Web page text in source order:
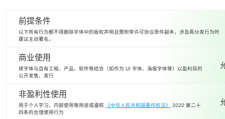
前提条件
以下所有行为都不得删除字体中的版权声明且需附带许可协议原件副本，涉及再分发行为时
建议主动署名。
商业使用
将字体与自有工程、产品、软件等结合（如作为 UI 字体、海报字体等）以盈利目的
公开发售、发行
非盈利性使用
用于个人学习、内部使用等用途或遵照 《中华人民共和国著作权法》
2020 第二十
四条的合理使用行为